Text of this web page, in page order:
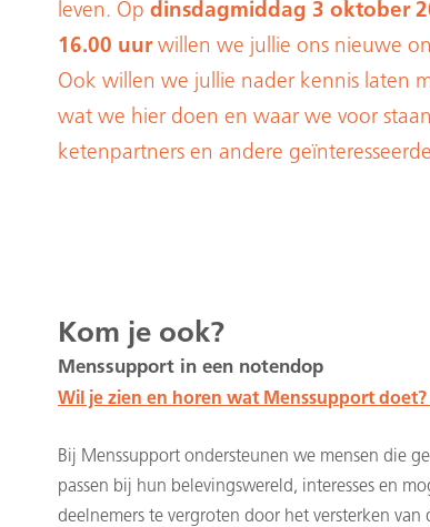
leven. Op dinsdagmiddag 3 oktober
16.00 uur willen we jullie ons nieuwe
Ook willen we jullie nader kennis laten
wat we hier doen en waar we voor
ketenpartners en andere
Kom je ook?
Menssupport in een notendop
Wil je zien en horen wat Menssupport
Bij Menssupport ondersteunen we mensen die
passen bij hun belevingswereld, interesses en
deelnemers te vergroten door het versterken